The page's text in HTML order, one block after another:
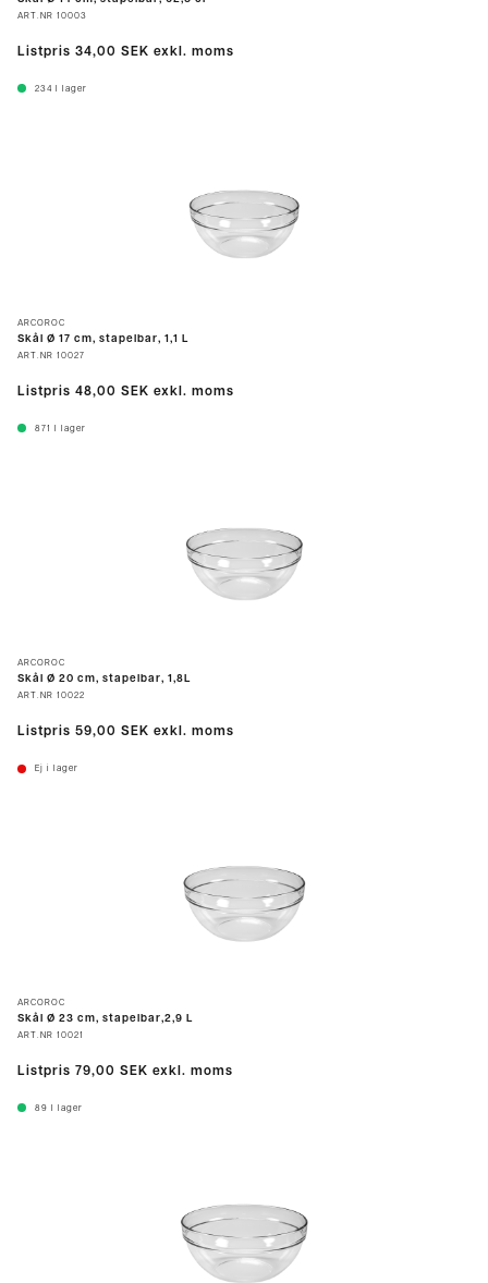
ART.NR 10003
Listpris 34,00 SEK exkl. moms
234 I lager
ARCOROC
Skål Ø 17 cm, stapelbar, 1,1 L
ART.NR 10027
Listpris 48,00 SEK exkl. moms
871 I lager
ARCOROC
Skål Ø 20 cm, stapelbar, 1,8L
ART.NR 10022
Listpris 59,00 SEK exkl. moms
Ej i lager
ARCOROC
Skål Ø 23 cm, stapelbar,2,9 L
ART.NR 10021
Listpris 79,00 SEK exkl. moms
89 I lager